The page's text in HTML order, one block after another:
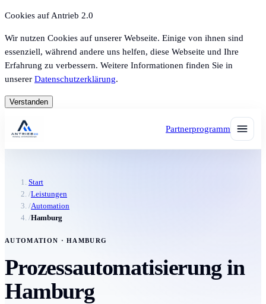
Cookies auf Antrieb 2.0
Wir nutzen Cookies auf unserer Webseite. Einige von ihnen sind
essenziell, während andere uns helfen, diese Webseite und Ihre
Erfahrung zu verbessern. Weitere Informationen finden Sie in
unserer Datenschutzerklärung.
Verstanden
Partnerprogramm
Start
/Leistungen
/Automation
/Hamburg
AUTOMATION · HAMBURG
Prozessautomatisierung in
Hamburg